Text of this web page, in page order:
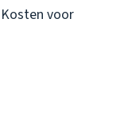
voor